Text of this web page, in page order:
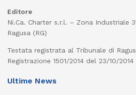
Editore
Ni.Ca. Charter s.r.l. – Zona Industriale
Ragusa (RG)
Testata registrata al Tribunale di
Registrazione 1501/2014 del 23/10/2014
Ultime News